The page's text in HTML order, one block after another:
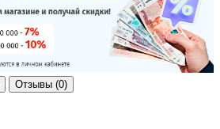
Отзывы (0)